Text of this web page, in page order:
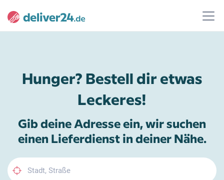
Hunger? Bestell dir etwas
Leckeres!
Gib deine Adresse ein, wir suchen
einen Lieferdienst in deiner Nähe.